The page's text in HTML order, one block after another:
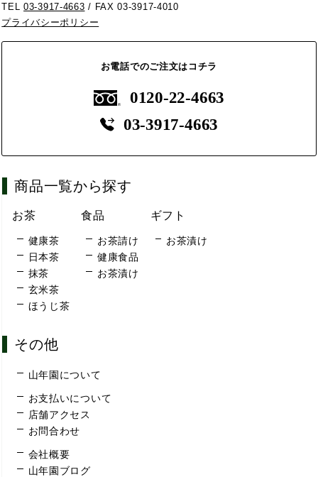
TEL03-3917-4663 / FAX 03-3917-4010
プライバシーポリシー
お電話でのご注文はコチラ
0120-22-4663
03-3917-4663
商品一覧から探す
お茶
健康茶
日本茶
抹茶
玄米茶
ほうじ茶
食品
お茶請け
健康食品
お茶漬け
ギフト
お茶漬け
その他
山年園について
お支払いについて
店舗アクセス
お問合わせ
会社概要
山年園ブログ